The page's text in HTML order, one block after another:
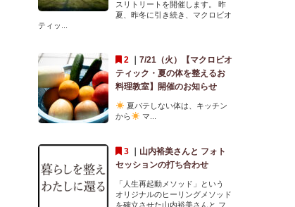
スリトリートを開催します。 昨
夏、昨冬に引き続き、マクロビオ
ティッ...
｜7/21（火）【マクロビオ
ティック・夏の体を整えるお
料理教室】開催のお知らせ
夏バテしない体は、キッチン
から
マ...
｜ 山内裕美さんと フォト
セッションの打ち合わせ
「人生再起動メソッド」という
オリジナルのヒーリングメソッド
を確立させた山内裕美さんと フ